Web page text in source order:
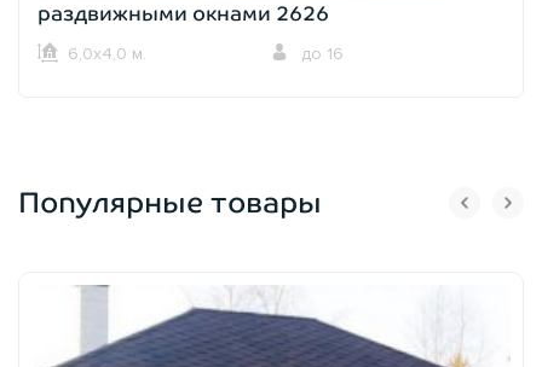
раздвижными окнами 2626
6,0х4,0 м. до 16
Популярные товары